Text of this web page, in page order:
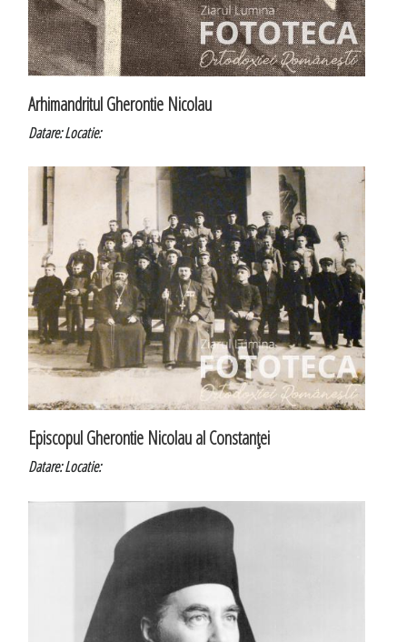
Arhimandritul Gherontie Nicolau
Datare:Locatie:
Episcopul Gherontie Nicolau al Constanţei
Datare:Locatie: